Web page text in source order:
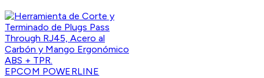
EPCOM POWERLINE